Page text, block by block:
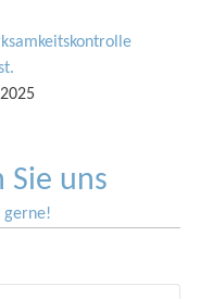
Sie uns
gerne!